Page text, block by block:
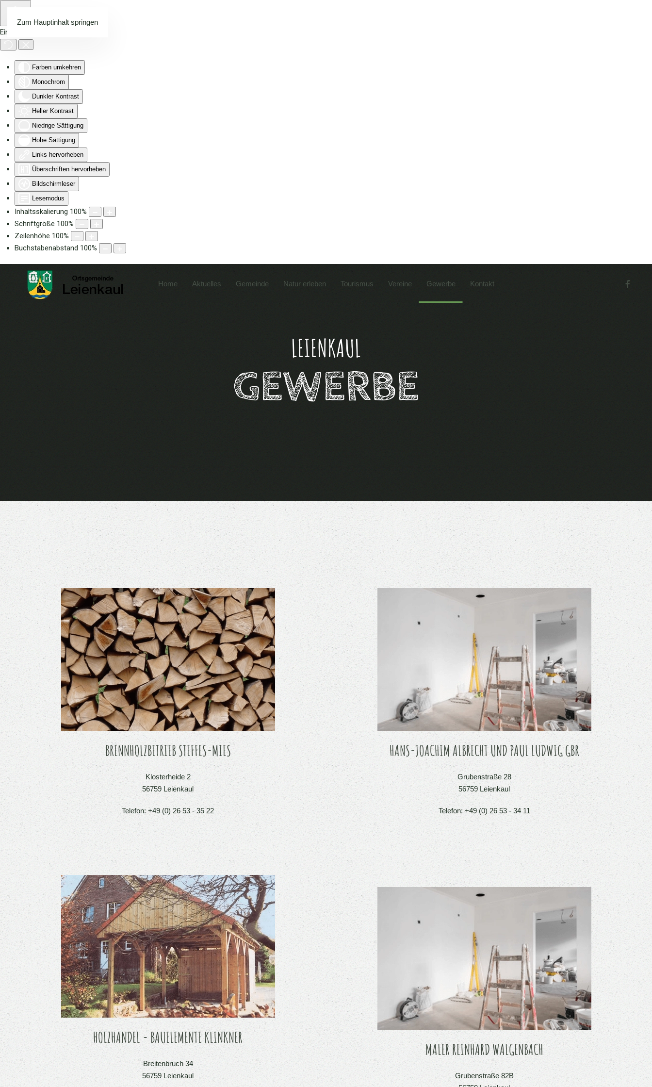
Eingabehilfen öffnen
Farben umkehren
Monochrom
Dunkler Kontrast
Heller Kontrast
Niedrige Sättigung
Hohe Sättigung
Links hervorheben
Überschriften hervorheben
Bildschirmleser
Lesemodus
Inhaltsskalierung 100%
Schriftgröße 100%
Zeilenhöhe 100%
Buchstabenabstand 100%
Zum Hauptinhalt springen
Home Aktuelles Gemeinde Natur erleben Tourismus Vereine Gewerbe Kontakt
LEIENKAUL
GEWERBE
BRENNHOLZBETRIEB STEFFES-MIES
Klosterheide 2
56759 Leienkaul
Telefon: +49 (0) 26 53 - 35 22
HANS-JOACHIM ALBRECHT UND PAUL LUDWIG GBR
Grubenstraße 28
56759 Leienkaul
Telefon: +49 (0) 26 53 - 34 11
HOLZHANDEL - BAUELEMENTE KLINKNER
Breitenbruch 34
56759 Leienkaul
MALER REINHARD WALGENBACH
Grubenstraße 82B